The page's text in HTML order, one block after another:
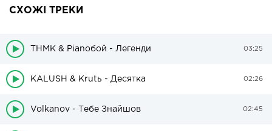
СХОЖІ ТРЕКИ
ТНМК & Ріаnобой - Легенди 03:25
KALUSH & Krutь - Десятка 02:26
Volkanov - Тебе Знайшов 02:45